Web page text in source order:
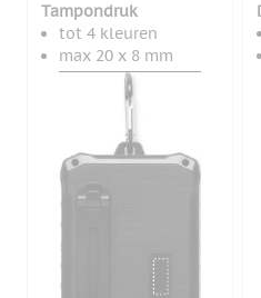
Tampondruk
tot 4 kleuren
max 20 x 8 mm